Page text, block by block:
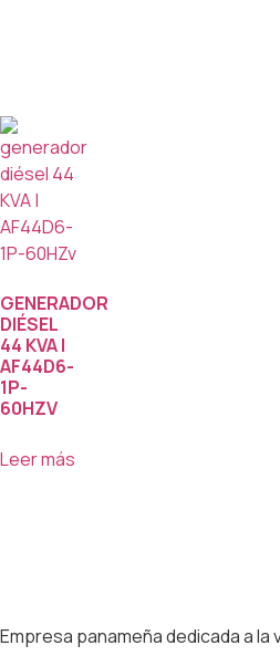
GENERADOR
DIÉSEL
44 KVA |
AF44D6-
1P-
60HZV
Leer más
Empresa panameña dedicada a